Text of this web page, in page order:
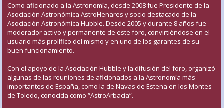
Como aficionado a la Astronomía, desde 2008 fue Presidente de la
Asociación Astronómica AstroHenares y socio destacado de la
Asociación Astronómica Hubble. Desde 2005 y durante 8 años fue
moderador activo y permanente de este foro, convirtiéndose en el
usuario más prolífico del mismo y en uno de los garantes de su
buen funcionamiento.
Con el apoyo de la Asociación Hubble y la difusión del foro, organizó
algunas de las reuniones de aficionados a la Astronomía más
importantes de España, como la de Navas de Estena en los Montes
de Toledo, conocida como “AstroArbacia”.